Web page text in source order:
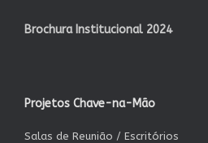
Brochura Institucional 2024
Projetos Chave-na-Mão
Salas de Reunião / Escritórios